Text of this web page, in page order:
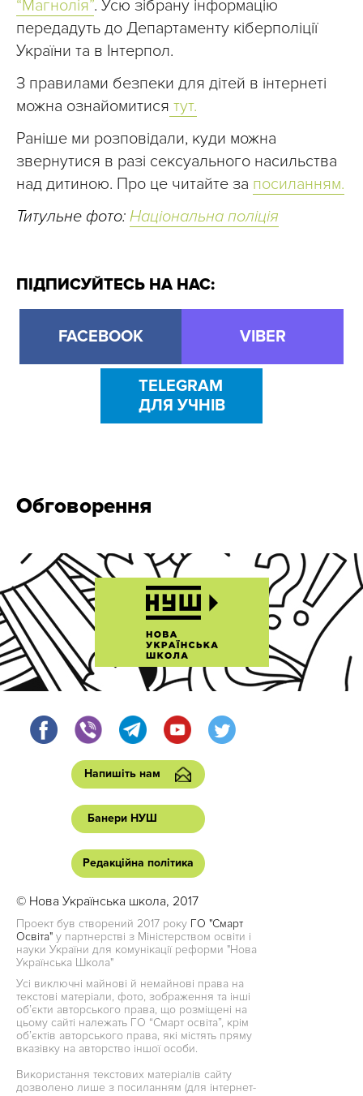
“Магнолія”. Усю зібрану інформацію
передадуть до Департаменту кіберполіції
України та в Інтерпол.
З правилами безпеки для дітей в інтернеті
можна ознайомитися тут.
Раніше ми розповідали, куди можна
звернутися в разі сексуального насильства
над дитиною. Про це читайте за посиланням.
Титульне фото: Національна поліція
ПІДПИСУЙТЕСЬ НА НАС:
FACEBOOK VIBER
TELEGRAM
ДЛЯ УЧНІВ
Обговорення
Напишіть нам
Банери НУШ
Редакційна політика
© Нова Українська школа, 2017
Проект був створений 2017 року ГО "Смарт
Освіта" у партнерстві з Міністерством освіти і
науки України для комунікації реформи "Нова
Українська Школа"
Усі виключні майнові й немайнові права на
текстові матеріали, фото, зображення та інші
об’єкти авторського права, що розміщені на
цьому сайті належать ГО “Смарт освіта”, крім
об’єктів авторського права, які містять пряму
вказівку на авторство іншої особи.
Використання текстових матеріалів сайту
дозволено лише з посиланням (для інтернет-